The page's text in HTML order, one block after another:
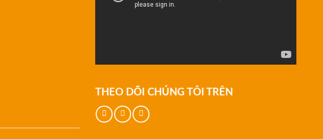
THEO DÕI CHÚNG TÔI TRÊN